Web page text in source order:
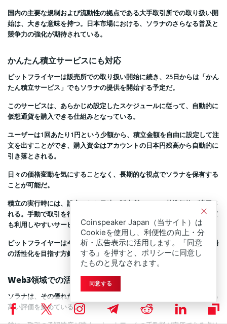
国内の主要な規制および流動性の拠点である大手取引所での取り扱い開
始は、大きな意味を持つ。日本市場における、ソラナのさらなる普及と
競争力の強化が期待されている。
かんたん積立サービスにも対応
ビットフライヤーは販売所での取り扱い開始に続き、25日からは「かん
たん積立サービス」でもソラナの提供を開始する予定だ。
このサービスは、あらかじめ設定したスケジュールに従って、自動的に
仮想通貨を購入できる仕組みとなっている。
ユーザーは1回あたり1円という少額から、積立金額を自由に設定して注
文を出すことができ、購入資金はアカウントの日本円残高から自動的に
引き落とされる。
日々の価格変動を気にすることなく、長期的な視点でソラナを保有する
ことが可能だ。
積立の実行時には、設定された日時の販売所における基準価格が適用さ
れる。手動で取引を行う手間が省けるため、仮想通貨の初心者にとって
も利用しやすいサービスと言えるだろう。
ビットフライヤーは今後も、利便性の高いサービスの提供を通じて市場
の活性化を目指す方針だ。
Web3領域での活用が広がるソラナ
ソラナは、その優れた技術的特徴から、世界中の開発者やユーザーから
高い評価を集めている。
Coinspeaker Japan（当サイト）は
Cookieを使用し、利便性の向上・分
析・広告表示に活用します。「同意
する」を押すと、ポリシーに同意し
たものと見なされます。
同意する